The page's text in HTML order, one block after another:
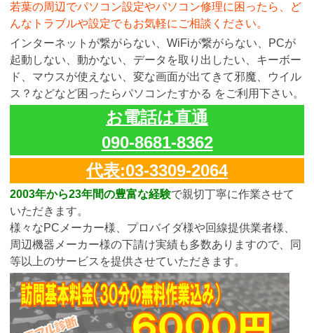
若葉の周辺でパソコン設定やパソコン修理に困ったら、ど
んなトラブルや設定でもお気軽にご相談ください。
インターネットが繋がらない、WiFiが繋がらない、PCが
起動しない、動かない、データを取り出したい、キーボー
ド、マウスが使えない、変な画面が出てきて邪魔、ウイル
ス？などなど困ったらパソコンたすかる をご利用下さい。
お電話は直通
090-8681-8362
代表:03-3309-2064
2003年から23年間の豊富な経験で親切丁寧に作業させて
いただきます。
様々なPCメーカー様、プロバイダ様や回線提供業者様、
周辺機器メーカー様の下請け実績も多数ありますので、同
等以上のサービスを提供させていただきます。